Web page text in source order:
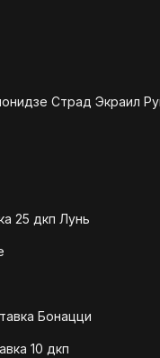
Страд Экраил
25 дкп Лунь
Бонацци
10 дкп